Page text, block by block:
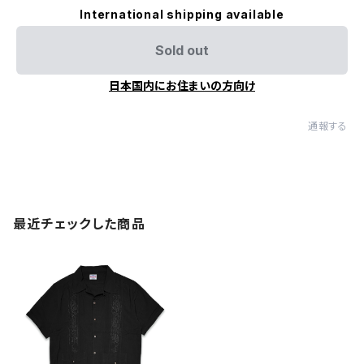
International shipping available
Sold out
日本国内にお住まいの方向け
通報する
最近チェックした商品